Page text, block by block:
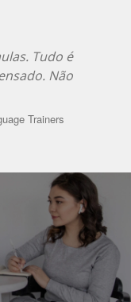
Tudo é
Não
Trainers